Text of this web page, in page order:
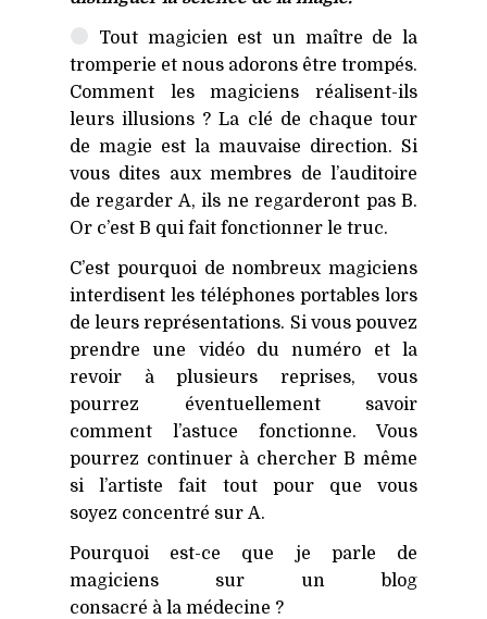
Tout magicien est un maître de la
tromperie et nous adorons être trompés.
Comment les magiciens réalisent-ils
leurs illusions ? La clé de chaque tour
de magie est la mauvaise direction. Si
vous dites aux membres de l’auditoire
de regarder A, ils ne regarderont pas B.
Or c’est B qui fait fonctionner le truc.
C’est pourquoi de nombreux magiciens
interdisent les téléphones portables lors
de leurs représentations. Si vous pouvez
prendre une vidéo du numéro et la
revoir à plusieurs reprises, vous
pourrez éventuellement savoir
comment l’astuce fonctionne. Vous
pourrez continuer à chercher B même
si l’artiste fait tout pour que vous
soyez concentré sur A.
Pourquoi est-ce que je parle de
magiciens sur un blog
consacré à la médecine ?